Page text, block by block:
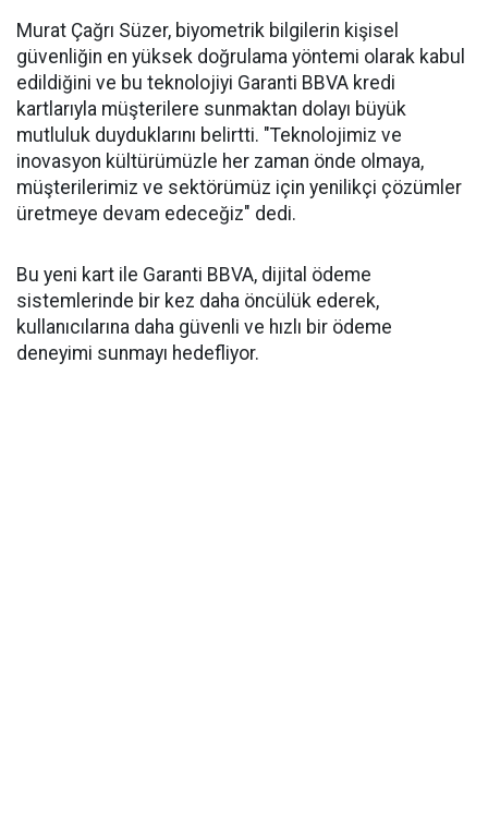
Murat Çağrı Süzer, biyometrik bilgilerin kişisel
güvenliğin en yüksek doğrulama yöntemi olarak kabul
edildiğini ve bu teknolojiyi Garanti BBVA kredi
kartlarıyla müşterilere sunmaktan dolayı büyük
mutluluk duyduklarını belirtti. "Teknolojimiz ve
inovasyon kültürümüzle her zaman önde olmaya,
müşterilerimiz ve sektörümüz için yenilikçi çözümler
üretmeye devam edeceğiz" dedi.
Bu yeni kart ile Garanti BBVA, dijital ödeme
sistemlerinde bir kez daha öncülük ederek,
kullanıcılarına daha güvenli ve hızlı bir ödeme
deneyimi sunmayı hedefliyor.